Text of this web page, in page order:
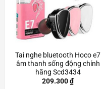
Tai nghe bluetooth Hoco e7
âm thanh sống động chính
hãng Scd3434
209.300₫